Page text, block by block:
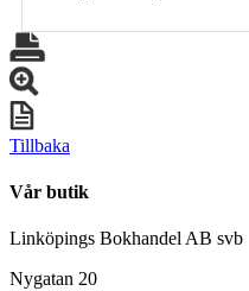
Tillbaka
Vår butik
Linköpings Bokhandel AB svb
Nygatan 20